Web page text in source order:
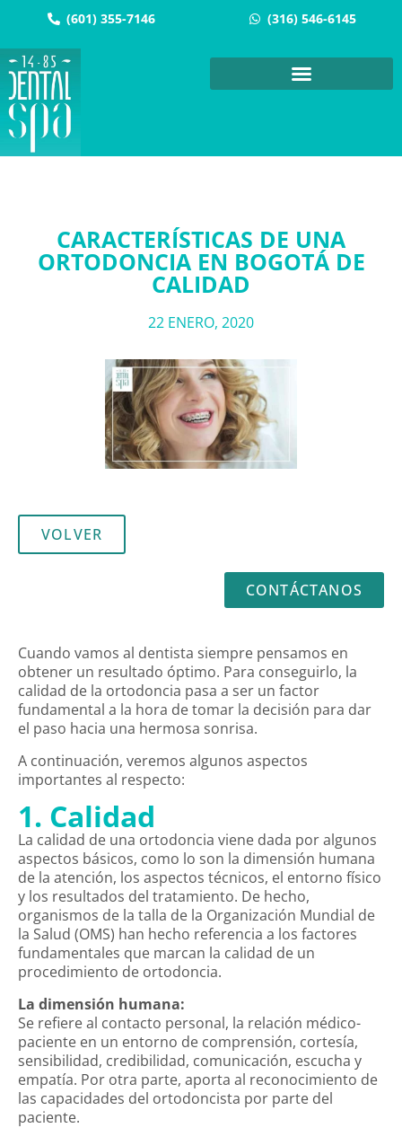
(601) 355-7146 (316) 546-6145
CARACTERÍSTICAS DE UNA
ORTODONCIA EN BOGOTÁ DE
CALIDAD
22 ENERO, 2020
VOLVER
CONTÁCTANOS
Cuando vamos al dentista siempre pensamos en
obtener un resultado óptimo. Para conseguirlo, la
calidad de la ortodoncia pasa a ser un factor
fundamental a la hora de tomar la decisión para dar
el paso hacia una hermosa sonrisa.
A continuación, veremos algunos aspectos
importantes al respecto:
1. Calidad
La calidad de una ortodoncia viene dada por algunos
aspectos básicos, como lo son la dimensión humana
de la atención, los aspectos técnicos, el entorno físico
y los resultados del tratamiento. De hecho,
organismos de la talla de la Organización Mundial de
la Salud (OMS) han hecho referencia a los factores
fundamentales que marcan la calidad de un
procedimiento de ortodoncia.
La dimensión humana:
Se refiere al contacto personal, la relación médico-
paciente en un entorno de comprensión, cortesía,
sensibilidad, credibilidad, comunicación, escucha y
empatía. Por otra parte, aporta al reconocimiento de
las capacidades del ortodoncista por parte del
paciente.